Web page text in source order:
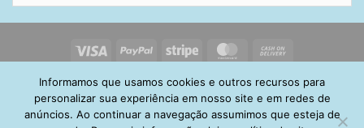
Visa PayPal Stripe MasterCard
Delivery
HOME SOBRE POLÍTICA DE PRIVACIDADE
ENTREGA
TROCA E DEVOLUÇÃO
GARANTIA FAQ
CARRINHO
MINHA CONTA
CONTATO
Informamos que usamos cookies e outros recursos para
personalizar sua experiência em nosso site e em redes de
anúncios. Ao continuar a navegação assumimos que esteja de